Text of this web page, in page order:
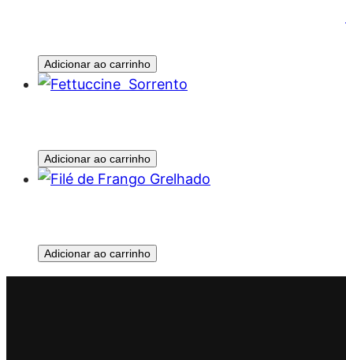
Adicionar ao carrinho
Adicionar ao carrinho
Adicionar ao carrinho